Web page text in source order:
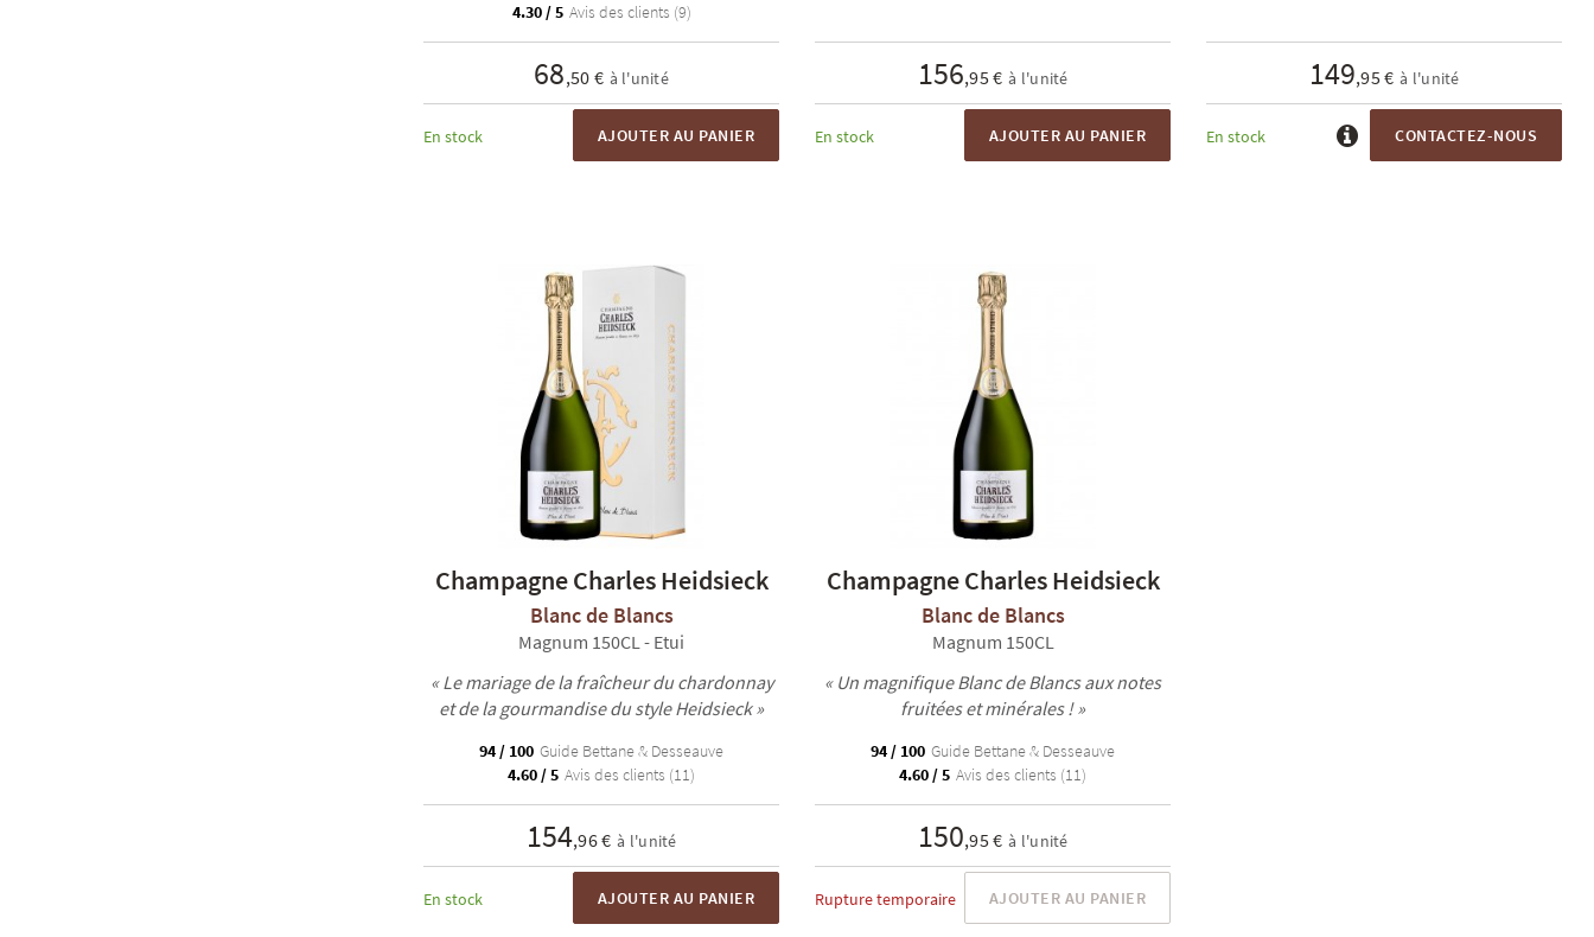
4.30 / 5 Avis des clients (9)
68,50 € à l'unité
En stock AJOUTER AU PANIER
156,95 € à l'unité
En stock AJOUTER AU PANIER
149,95 € à l'unité
En stock CONTACTEZ-NOUS
Champagne Charles Heidsieck
Blanc de Blancs
Magnum 150CL - Etui
« Le mariage de la fraîcheur du chardonnay
et de la gourmandise du style Heidsieck »
94 / 100 Guide Bettane & Desseauve
4.60 / 5 Avis des clients (11)
154,96 € à l'unité
En stock AJOUTER AU PANIER
Champagne Charles Heidsieck
Blanc de Blancs
Magnum 150CL
« Un magnifique Blanc de Blancs aux notes
fruitées et minérales ! »
94 / 100 Guide Bettane & Desseauve
4.60 / 5 Avis des clients (11)
150,95 € à l'unité
Rupture temporaire AJOUTER AU PANIER